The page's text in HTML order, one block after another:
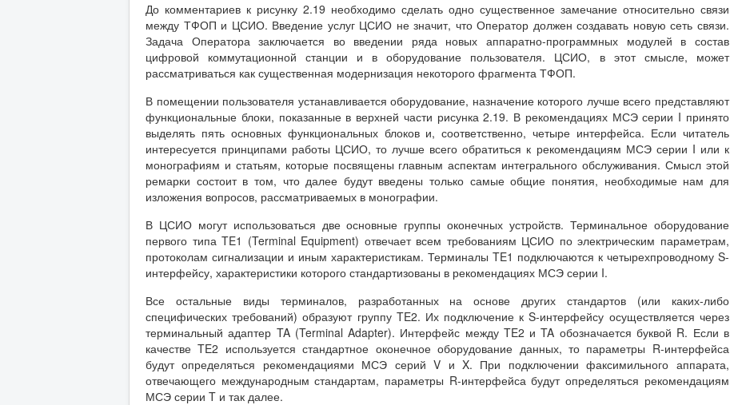
До комментариев к рисунку 2.19 необходимо сделать одно существенное замечание относительно связи
между ТФОП и ЦСИО. Введение услуг ЦСИО не значит, что Оператор должен создавать новую сеть связи.
Задача Оператора заключается во введении ряда новых аппаратно-программных модулей в состав
цифровой коммутационной станции и в оборудование пользователя. ЦСИО, в этот смысле, может
рассматриваться как существенная модернизация некоторого фрагмента ТФОП.
В помещении пользователя устанавливается оборудование, назначение которого лучше всего представляют
функциональные блоки, показанные в верхней части рисунка 2.19. В рекомендациях МСЭ серии I принято
выделять пять основных функциональных блоков и, соответственно, четыре интерфейса. Если читатель
интересуется принципами работы ЦСИО, то лучше всего обратиться к рекомендациям МСЭ серии I или к
монографиям и статьям, которые посвящены главным аспектам интегрального обслуживания. Смысл этой
ремарки состоит в том, что далее будут введены только самые общие понятия, необходимые нам для
изложения вопросов, рассматриваемых в монографии.
В ЦСИО могут использоваться две основные группы оконечных устройств. Терминальное оборудование
первого типа TE1 (Terminal Equipment) отвечает всем требованиям ЦСИО по электрическим параметрам,
протоколам сигнализации и иным характеристикам. Терминалы TE1 подключаются к четырехпроводному S-
интерфейсу, характеристики которого стандартизованы в рекомендациях МСЭ серии I.
Все остальные виды терминалов, разработанных на основе других стандартов (или каких-либо
специфических требований) образуют группу TE2. Их подключение к S-интерфейсу осуществляется через
терминальный адаптер TA (Terminal Adapter). Интерфейс между TE2 и TA обозначается буквой R. Если в
качестве TE2 используется стандартное оконечное оборудование данных, то параметры R-интерфейса
будут определяться рекомендациями МСЭ серий V и X. При подключении факсимильного аппарата,
отвечающего международным стандартам, параметры R-интерфейса будут определяться рекомендациям
МСЭ серии T и так далее.